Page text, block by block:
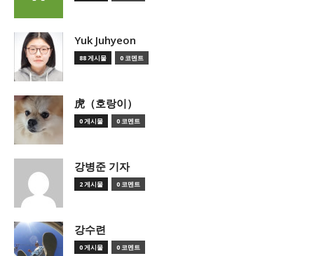
Yuk Juhyeon
88 게시물 0 코멘트
虎（호랑이）
0 게시물 0 코멘트
강병준 기자
2 게시물 0 코멘트
강수련
0 게시물 0 코멘트